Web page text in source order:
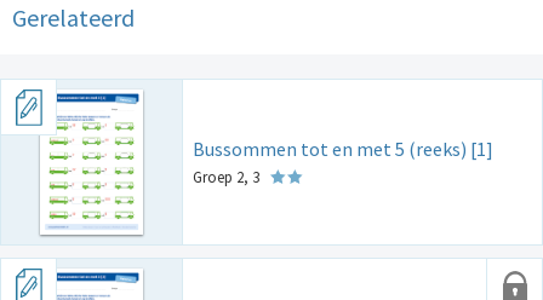
Gerelateerd
Bussommen tot en met 5 (reeks) [1]
Groep 2, 3